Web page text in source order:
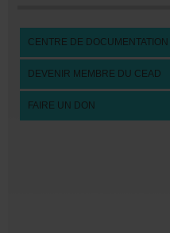
CENTREDEDOCUMENTATION
DEVENIRMEMBREDUCEAD
FAIREUNDON